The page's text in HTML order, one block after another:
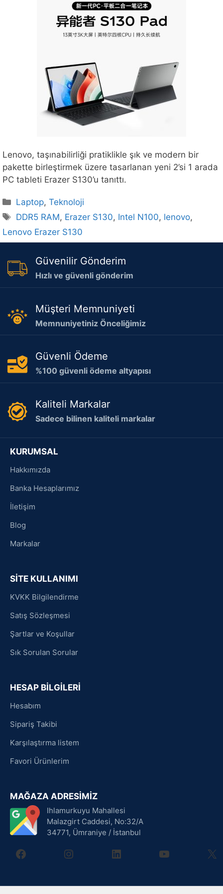
Lenovo, taşınabilirliği pratiklikle şık ve modern bir
pakette birleştirmek üzere tasarlanan yeni 2’si 1 arada
PC tableti Erazer S130’u tanıttı.
Kategoriler
Laptop,Teknoloji
Etiketler
DDR5 RAM, Erazer S130, Intel N100, lenovo,
Lenovo Erazer S130
Güvenilir Gönderim
Hızlı ve güvenli gönderim
Müşteri Memnuniyeti
Memnuniyetiniz Önceliğimiz
Güvenli Ödeme
%100 güvenli ödeme altyapısı
Kaliteli Markalar
Sadece bilinen kaliteli markalar
KURUMSAL
Hakkımızda
Banka Hesaplarımız
İletişim
Blog
Markalar
SİTE KULLANIMI
KVKK Bilgilendirme
Satış Sözleşmesi
Şartlar ve Koşullar
Sık Sorulan Sorular
HESAP BİLGİLERİ
Hesabım
Sipariş Takibi
Karşılaştırma listem
Favori Ürünlerim
MAĞAZA ADRESİMİZ
Ihlamurkuyu Mahallesi
Malazgirt Caddesi, No:32/A
34771, Ümraniye / İstanbul
facebookinstagramlinkedin youtube X